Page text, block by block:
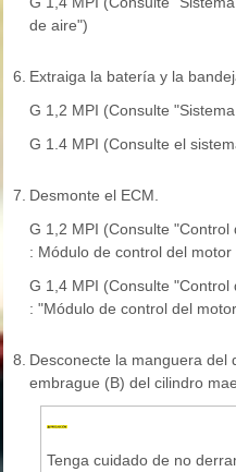
de aire")
6. Extraiga la batería y la
G 1,2 MPI (Consulte
G 1.4 MPI (Consulte el
7. Desmonte el ECM.
G 1,2 MPI (Consulte
: Módulo de control del motor
G 1,4 MPI (Consulte
: "Módulo de control del
8. Desconecte la manguera del
embrague (B) del cilindro
Tenga cuidado de no